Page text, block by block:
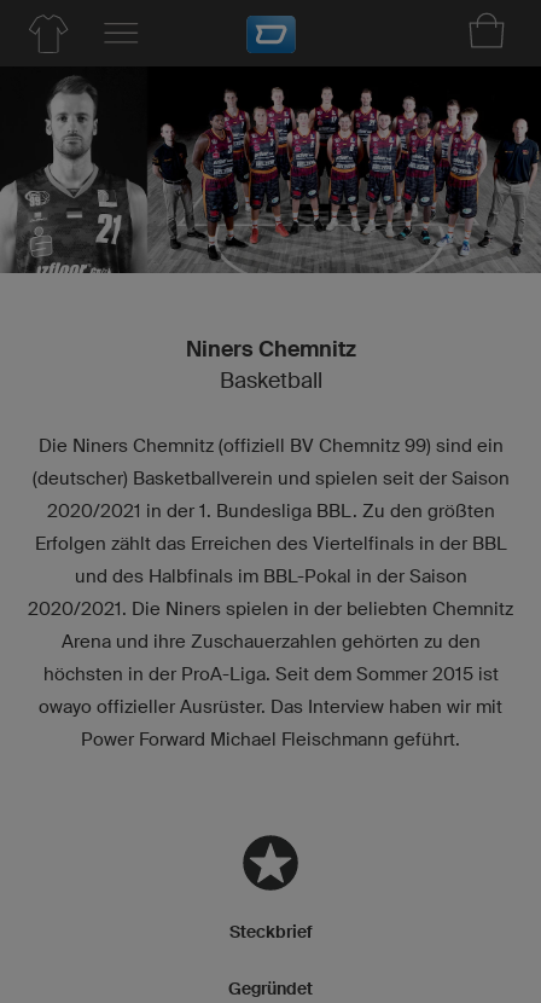
Niners Chemnitz
Basketball
Die Niners Chemnitz (offiziell BV Chemnitz 99) sind ein
(deutscher) Basketballverein und spielen seit der Saison
2020/2021 in der 1. Bundesliga BBL. Zu den größten
Erfolgen zählt das Erreichen des Viertelfinals in der BBL
und des Halbfinals im BBL-Pokal in der Saison
2020/2021. Die Niners spielen in der beliebten Chemnitz
Arena und ihre Zuschauerzahlen gehörten zu den
höchsten in der ProA-Liga. Seit dem Sommer 2015 ist
owayo offizieller Ausrüster. Das Interview haben wir mit
Power Forward Michael Fleischmann geführt.
Steckbrief
Gegründet